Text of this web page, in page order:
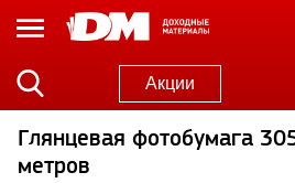
Акции
Глянцевая фотобумага
метров